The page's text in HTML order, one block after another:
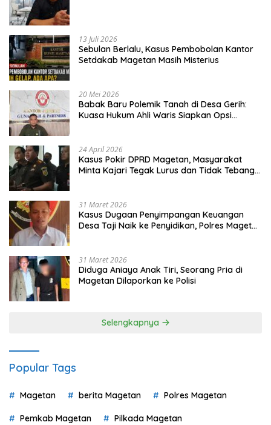
13 Juli 2026
Sebulan Berlalu, Kasus Pembobolan Kantor
Setdakab Magetan Masih Misterius
20 Mei 2026
Babak Baru Polemik Tanah di Desa Gerih:
Kuasa Hukum Ahli Waris Siapkan Opsi
24 April 2026
Kasus Pokir DPRD Magetan, Masyarakat
Minta Kajari Tegak Lurus dan Tidak Tebang
31 Maret 2026
Kasus Dugaan Penyimpangan Keuangan
Desa Taji Naik ke Penyidikan, Polres Magetan
31 Maret 2026
Diduga Aniaya Anak Tiri, Seorang Pria di
Magetan Dilaporkan ke Polisi
Selengkapnya
Popular Tags
Magetan berita Magetan Polres Magetan
Pemkab Magetan Pilkada Magetan